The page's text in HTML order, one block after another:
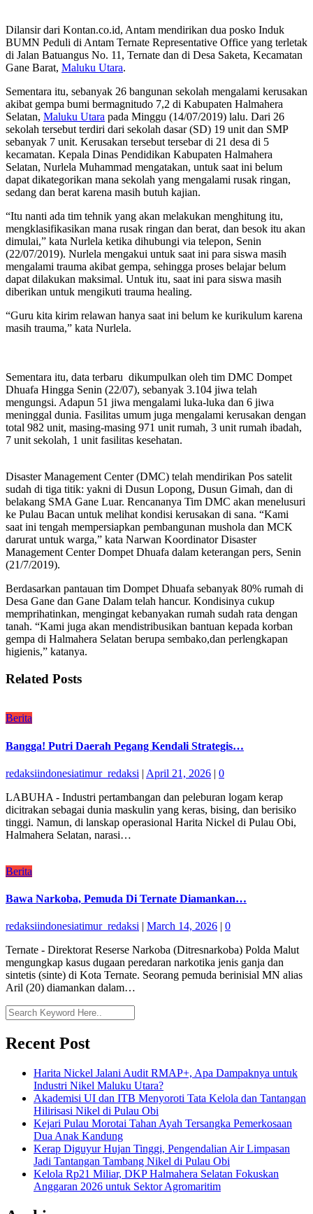
Dilansir dari Kontan.co.id, Antam mendirikan dua posko Induk
BUMN Peduli di Antam Ternate Representative Office yang terletak
di Jalan Batuangus No. 11, Ternate dan di Desa Saketa, Kecamatan
Gane Barat, Maluku Utara.
Sementara itu, sebanyak 26 bangunan sekolah mengalami kerusakan
akibat gempa bumi bermagnitudo 7,2 di Kabupaten Halmahera
Selatan, Maluku Utara pada Minggu (14/07/2019) lalu. Dari 26
sekolah tersebut terdiri dari sekolah dasar (SD) 19 unit dan SMP
sebanyak 7 unit. Kerusakan tersebut tersebar di 21 desa di 5
kecamatan. Kepala Dinas Pendidikan Kabupaten Halmahera
Selatan, Nurlela Muhammad mengatakan, untuk saat ini belum
dapat dikategorikan mana sekolah yang mengalami rusak ringan,
sedang dan berat karena masih butuh kajian.
“Itu nanti ada tim tehnik yang akan melakukan menghitung itu,
mengklasifikasikan mana rusak ringan dan berat, dan besok itu akan
dimulai,” kata Nurlela ketika dihubungi via telepon, Senin
(22/07/2019). Nurlela mengakui untuk saat ini para siswa masih
mengalami trauma akibat gempa, sehingga proses belajar belum
dapat dilakukan maksimal. Untuk itu, saat ini para siswa masih
diberikan untuk mengikuti trauma healing.
“Guru kita kirim relawan hanya saat ini belum ke kurikulum karena
masih trauma,” kata Nurlela.
Sementara itu, data terbaru dikumpulkan oleh tim DMC Dompet
Dhuafa Hingga Senin (22/07), sebanyak 3.104 jiwa telah
mengungsi. Adapun 51 jiwa mengalami luka-luka dan 6 jiwa
meninggal dunia. Fasilitas umum juga mengalami kerusakan dengan
total 982 unit, masing-masing 971 unit rumah, 3 unit rumah ibadah,
7 unit sekolah, 1 unit fasilitas kesehatan.
Disaster Management Center (DMC) telah mendirikan Pos satelit
sudah di tiga titik: yakni di Dusun Lopong, Dusun Gimah, dan di
belakang SMA Gane Luar. Rencananya Tim DMC akan menelusuri
ke Pulau Bacan untuk melihat kondisi kerusakan di sana. “Kami
saat ini tengah mempersiapkan pembangunan mushola dan MCK
darurat untuk warga,” kata Narwan Koordinator Disaster
Management Center Dompet Dhuafa dalam keterangan pers, Senin
(21/7/2019).
Berdasarkan pantauan tim Dompet Dhuafa sebanyak 80% rumah di
Desa Gane dan Gane Dalam telah hancur. Kondisinya cukup
memprihatinkan, mengingat kebanyakan rumah sudah rata dengan
tanah. “Kami juga akan mendistribusikan bantuan kepada korban
gempa di Halmahera Selatan berupa sembako,dan perlengkapan
higienis,” katanya.
Related Posts
Berita
Bangga! Putri Daerah Pegang Kendali Strategis…
redaksiindonesiatimur_redaksi | April 21, 2026 | 0
LABUHA - Industri pertambangan dan peleburan logam kerap
dicitrakan sebagai dunia maskulin yang keras, bising, dan berisiko
tinggi. Namun, di lanskap operasional Harita Nickel di Pulau Obi,
Halmahera Selatan, narasi…
Berita
Bawa Narkoba, Pemuda Di Ternate Diamankan…
redaksiindonesiatimur_redaksi | March 14, 2026 | 0
Ternate - Direktorat Reserse Narkoba (Ditresnarkoba) Polda Malut
mengungkap kasus dugaan peredaran narkotika jenis ganja dan
sintetis (sinte) di Kota Ternate. Seorang pemuda berinisial MN alias
Aril (20) diamankan dalam…
Recent Post
Harita Nickel Jalani Audit RMAP+, Apa Dampaknya untuk
Industri Nikel Maluku Utara?
Akademisi UI dan ITB Menyoroti Tata Kelola dan Tantangan
Hilirisasi Nikel di Pulau Obi
Kejari Pulau Morotai Tahan Ayah Tersangka Pemerkosaan
Dua Anak Kandung
Kerap Diguyur Hujan Tinggi, Pengendalian Air Limpasan
Jadi Tantangan Tambang Nikel di Pulau Obi
Kelola Rp21 Miliar, DKP Halmahera Selatan Fokuskan
Anggaran 2026 untuk Sektor Agromaritim